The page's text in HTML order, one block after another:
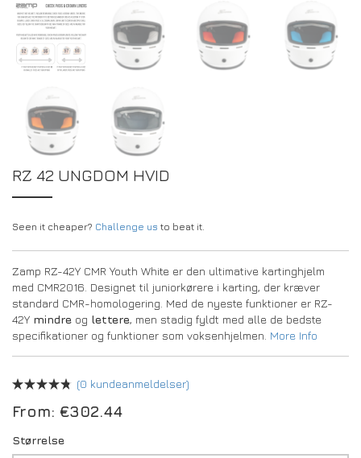
RZ 42 UNGDOM HVID
Seen it cheaper? Challenge us to beat it.
Zamp RZ-42Y CMR Youth White er den ultimative kartinghjelm
med CMR2016. Designet til juniorkørere i karting, der kræver
standard CMR-homologering. Med de nyeste funktioner er RZ-
42Y mindre og lettere, men stadig fyldt med alle de bedste
specifikationer og funktioner som voksenhjelmen. More Info
(0 kundeanmeldelser)
From: €302.44
Størrelse